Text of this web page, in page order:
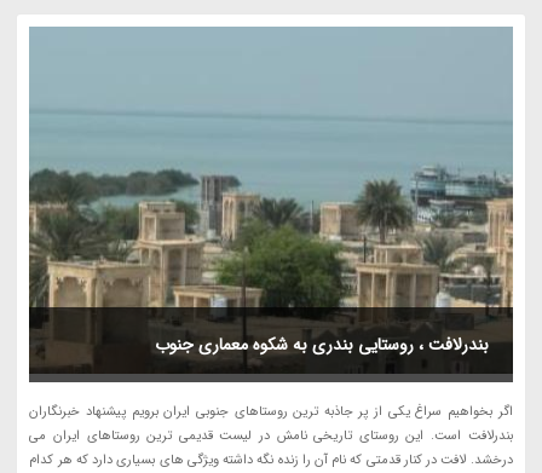
بندرلافت ، روستایی بندری به شکوه معماری جنوب
اگر بخواهیم سراغ یکی از پر جاذبه ترین روستاهای جنوبی ایران برویم پیشنهاد خبرنگاران
بندرلافت است. این روستای تاریخی نامش در لیست قدیمی ترین روستاهای ایران می
درخشد. لافت در کنار قدمتی که نام آن را زنده نگه داشته ویژگی های بسیاری دارد که هر کدام